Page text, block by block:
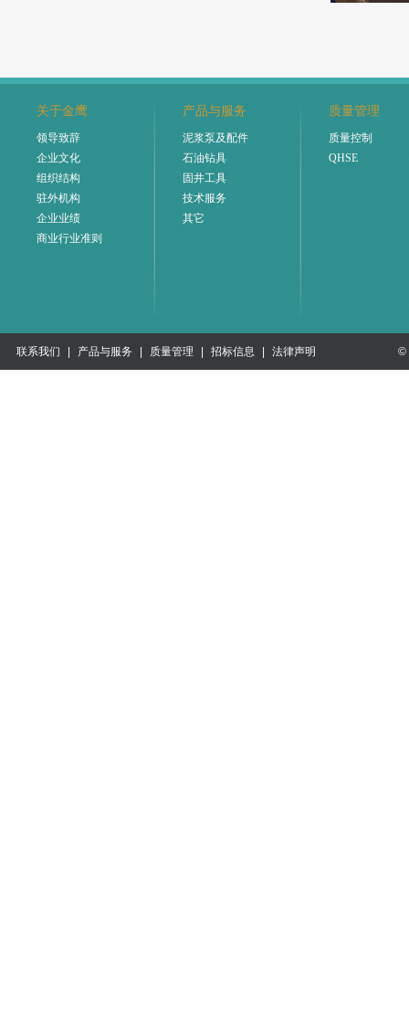
关于金鹰
领导致辞
企业文化
组织结构
驻外机构
企业业绩
商业行业准则
产品与服务
泥浆泵及配件
石油钻具
固井工具
技术服务
其它
质量管理
质量控制
QHSE
联系我们 产品与服务 质量管理 招标信息 法律声明 ©